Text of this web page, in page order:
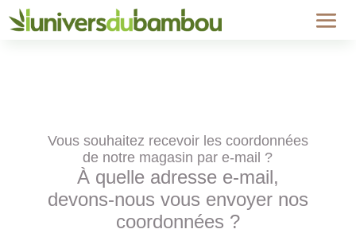
Vous souhaitez recevoir les coordonnées
de notre magasin par e-mail ?
À quelle adresse e-mail,
devons-nous vous envoyer nos
coordonnées ?